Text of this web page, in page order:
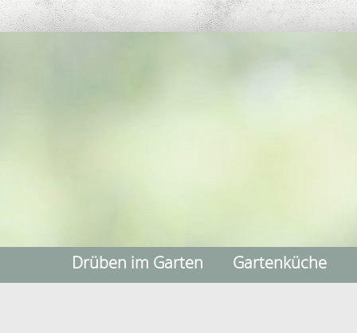
Drüben im Garten Gartenküche